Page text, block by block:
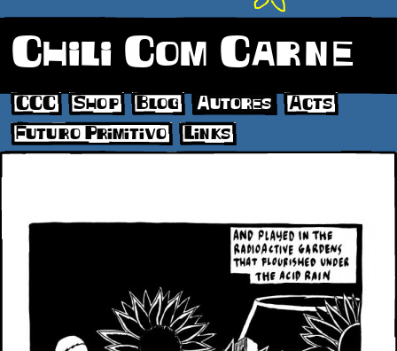
Chili Com Carne
CCC Shop Blog Autores
Acts
Futuro Primitivo
Links